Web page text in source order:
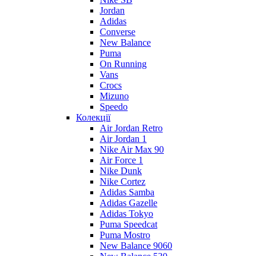
Jordan
Adidas
Converse
New Balance
Puma
On Running
Vans
Crocs
Mizuno
Speedo
Колекції
Air Jordan Retro
Air Jordan 1
Nike Air Max 90
Air Force 1
Nike Dunk
Nike Cortez
Adidas Samba
Adidas Gazelle
Adidas Tokyo
Puma Speedcat
Puma Mostro
New Balance 9060